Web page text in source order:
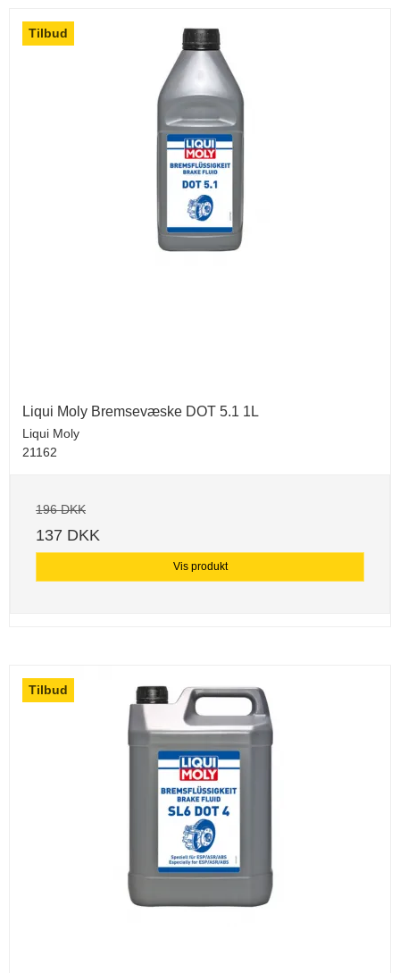
Tilbud
Liqui Moly Bremsevæske DOT 5.1 1L
Liqui Moly
21162
196 DKK
137 DKK
Vis produkt
Tilbud